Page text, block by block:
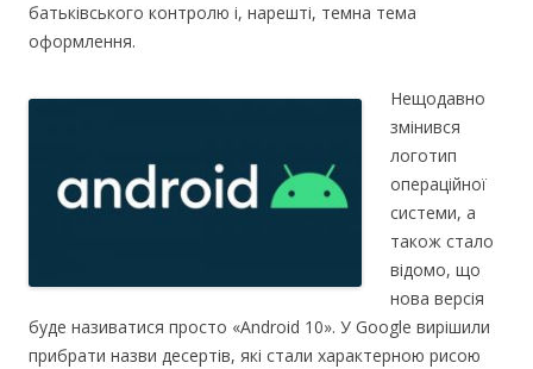
батьківського контролю і, нарешті, темна тема
оформлення.
Нещодавно
змінився
логотип
операційної
системи, а
також стало
відомо, що
нова версія
буде називатися просто «Android 10». У Google вирішили
прибрати назви десертів, які стали характерною рисою